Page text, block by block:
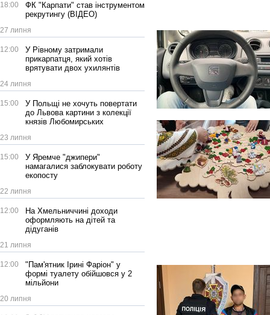
18:00
ФК "Карпати" став інструментом
рекрутингу (ВІДЕО)
27 липня
12:00
У Рівному затримали
прикарпатця, який хотів
врятувати двох ухилянтів
24 липня
15:00
У Польщі не хочуть повертати
до Львова картини з колекції
князів Любомирських
23 липня
15:00
У Яремче "джипери"
намагалися заблокувати роботу
екопосту
22 липня
12:00
На Хмельниччині доходи
оформляють на дітей та
дідуганів
21 липня
12:00
"Пам'ятник Ірині Фаріон" у
формі туалету обійшовся у 2
мільйони
20 липня